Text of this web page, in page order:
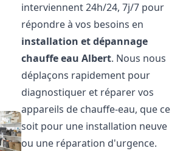
interviennent 24h/24, 7j/7 pour
répondre à vos besoins en
installation et dépannage
chauffe eau Albert. Nous nous
déplaçons rapidement pour
diagnostiquer et réparer vos
appareils de chauffe-eau, que ce
soit pour une installation neuve
ou une réparation d'urgence.